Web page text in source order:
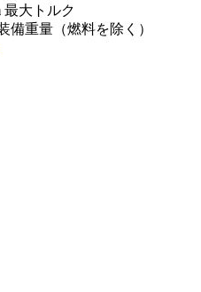
最大トルク
備重量（燃料を除く）